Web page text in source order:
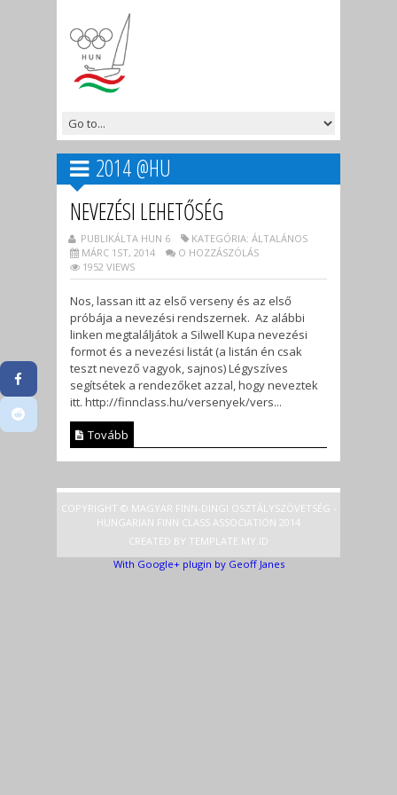
2014 @HU
NEVEZÉSI LEHETŐSÉG
PUBLIKÁLTA HUN 6
KATEGÓRIA: ÁLTALÁNOS
MÁRC 1ST, 2014
O HOZZÁSZÓLÁS
1952 VIEWS
Nos, lassan itt az első verseny és az első
próbája a nevezési rendszernek. Az alábbi
linken megtaláljátok a Silwell Kupa nevezési
formot és a nevezési listát (a listán én csak
teszt nevező vagyok, sajnos) Légyszíves
segítsétek a rendezőket azzal, hogy neveztek
itt. http://finnclass.hu/versenyek/vers...
Tovább
COPYRIGHT © MAGYAR FINN-DINGI OSZTÁLYSZÖVETSÉG -
HUNGARIAN FINN CLASS ASSOCIATION 2014
CREATED BY TEMPLATE .MY.ID
With Google+ plugin by Geoff Janes